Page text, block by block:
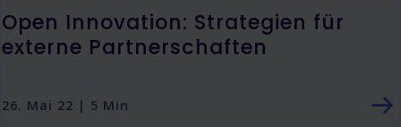
Open Innovation: Strategien für
externe Partnerschaften
26. Mai 22 | 5 Min